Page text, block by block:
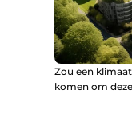
Zou een
komen om